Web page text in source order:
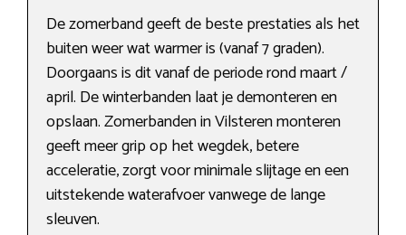
De zomerband geeft de beste prestaties als het
buiten weer wat warmer is (vanaf 7 graden).
Doorgaans is dit vanaf de periode rond maart /
april. De winterbanden laat je demonteren en
opslaan. Zomerbanden in Vilsteren monteren
geeft meer grip op het wegdek, betere
acceleratie, zorgt voor minimale slijtage en een
uitstekende waterafvoer vanwege de lange
sleuven.